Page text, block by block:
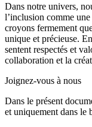
Dans notre univers,
l’inclusion comme
croyons fermement
unique et précieuse.
sentent respectés et
collaboration et la
Joignez-vous à nous
Dans le présent
et uniquement dans le